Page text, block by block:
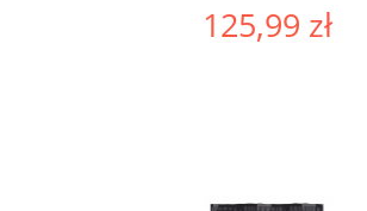
125,99 zł